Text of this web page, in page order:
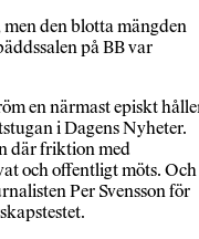
den blotta mängden
på BB var
en närmast episkt
i Dagens Nyheter.
där friktion med
och offentligt möts. Och
Per Svensson för